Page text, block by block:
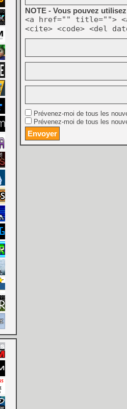
NOTE - Vous pouvez
<a href="" title="">
<cite> <code> <del
Prévenez-moi de tous les
Prévenez-moi de tous les